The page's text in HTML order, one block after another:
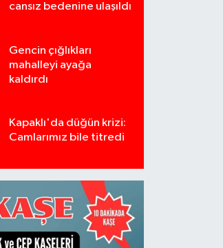
cansız bedenine ulaşıldı
Gencin çığlıkları
mahalleyi ayağa
kaldırdı
Kapaklı'da düğün krizi:
Camlarımız bile titredi